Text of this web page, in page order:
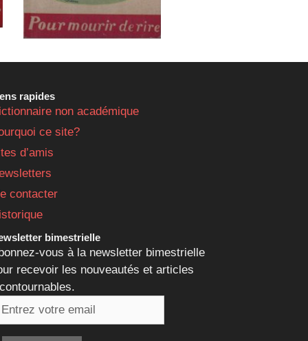
rapides
non académique
ce site?
d’amis
contacter
bimestrielle
vous à la newsletter bimestrielle
recevoir les nouveautés et articles